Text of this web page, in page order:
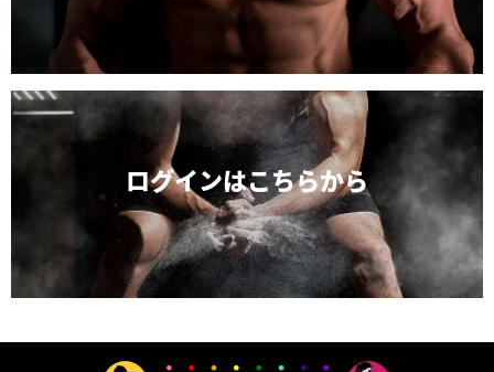
ログインはこちらから